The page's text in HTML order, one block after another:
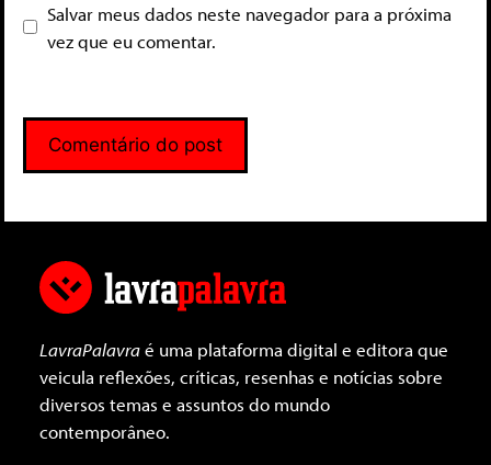
Salvar meus dados neste navegador para a próxima
vez que eu comentar.
LavraPalavraé uma plataforma digital e editora que
veicula reflexões, críticas, resenhas e notícias sobre
diversos temas e assuntos do mundo
contemporâneo.